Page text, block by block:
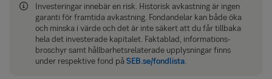
Investeringar innebär en risk. Historisk avkastning är ingen
garanti för framtida avkastning. Fond­andelar kan både öka
och minska i värde och det är inte säkert att du får tillbaka
hela det investerade kapitalet. Faktablad, informations­
broschyr samt hållbarhets­relaterade upplysningar finns
under respektive fond påSEB.se/fondlista.